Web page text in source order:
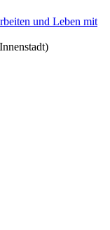
und Leben mit